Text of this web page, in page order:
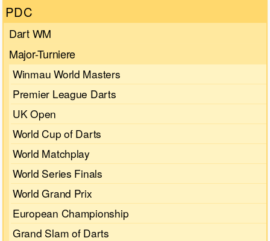
PDC
Dart WM
Major-Turniere
Winmau World Masters
Premier League Darts
UK Open
World Cup of Darts
World Matchplay
World Series Finals
World Grand Prix
European Championship
Grand Slam of Darts